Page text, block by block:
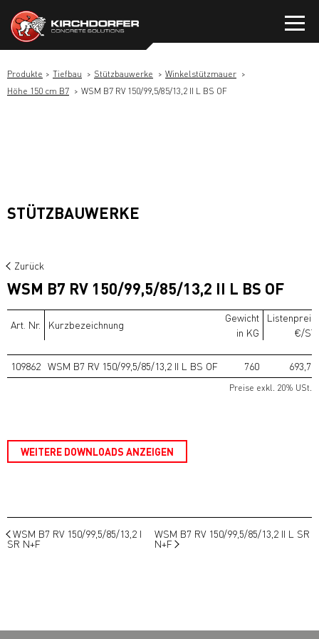
Inhalt
springen
Produkte Tiefbau Stützbauwerke
Winkelstützmauer
Höhe 150 cm B7
WSM B7 RV 150/99,5/85/13,2 II L BS OF
STÜTZBAUWERKE
Zurück
WSM B7 RV 150/99,5/85/13,2 II L BS OF
Art. Nr. Kurzbezeichnung
Gewicht
in KG
Listenpreis
€/ST
109862 WSM B7 RV 150/99,5/85/13,2 II L BS OF 760 693,70
Preise exkl. 20% USt.
WEITERE DOWNLOADS ANZEIGEN
WSM B7 RV 150/99,5/85/13,2 I
SR N+F
WSM B7 RV 150/99,5/85/13,2 II L SR
N+F